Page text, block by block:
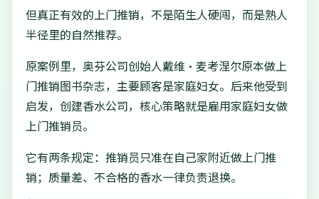
但真正有效的上门推销，不是陌生人硬闯，而是熟人
半径里的自然推荐。
原案例里，奥芬公司创始人戴维·麦考涅尔原本做上
门推销图书杂志，主要顾客是家庭妇女。后来他受到
启发，创建香水公司，核心策略就是雇用家庭妇女做
上门推销员。
它有两条规定：推销员只准在自己家附近做上门推
销；质量差、不合格的香水一律负责退换。